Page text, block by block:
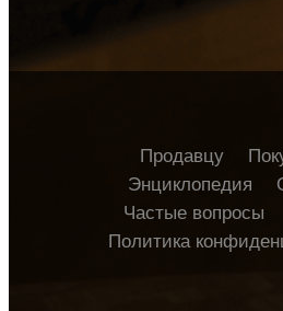
Продавцу
Энциклопедия
Частые вопросы
Политика